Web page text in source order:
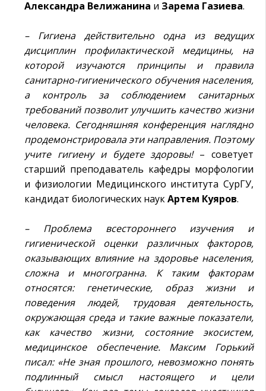
Александра Велижанина и Зарема Газиева.
– Гигиена действительно одна из ведущих
дисциплин профилактической медицины, на
которой изучаются принципы и правила
санитарно-гигиенического обучения населения,
а контроль за соблюдением санитарных
требований позволит улучшить качество жизни
человека. Сегодняшняя конференция наглядно
продемонстрировала эти направления. Поэтому
учите гигиену и будете здоровы!– советует
старший преподаватель кафедры морфологии
и физиологии Медицинского института СурГУ,
кандидат биологических наукАртем Куяров.
– Проблема всестороннего изучения и
гигиенической оценки различных факторов,
оказывающих влияние на здоровье населения,
сложна и многогранна. К таким факторам
относятся: генетические, образ жизни и
поведения людей, трудовая деятельность,
окружающая среда и такие важные показатели,
как качество жизни, состояние экосистем,
медицинское обеспечение. Максим Горький
писал: «Не зная прошлого, невозможно понять
подлинный смысл настоящего и цели